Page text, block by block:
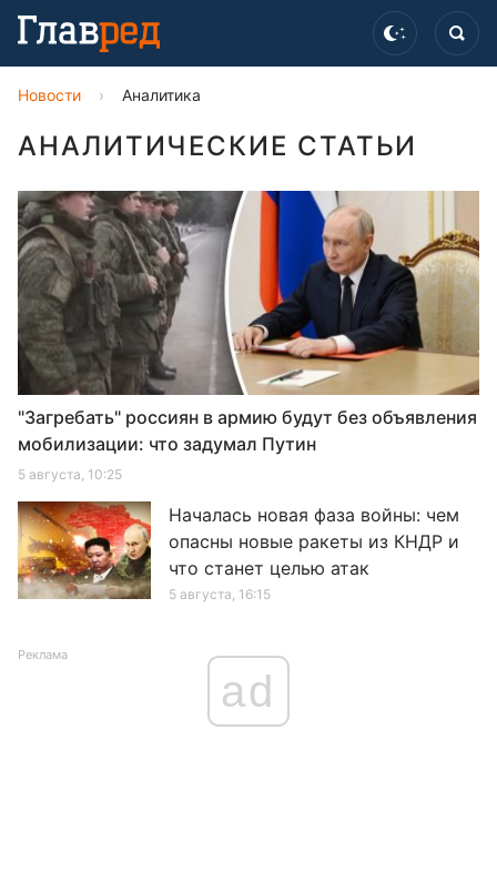
Новости › Аналитика
АНАЛИТИЧЕСКИЕ СТАТЬИ
"Загребать" россиян в армию будут без объявления
мобилизации: что задумал Путин
5 августа, 10:25
Началась новая фаза войны: чем
опасны новые ракеты из КНДР и
что станет целью атак
5 августа, 16:15
Реклама
ad